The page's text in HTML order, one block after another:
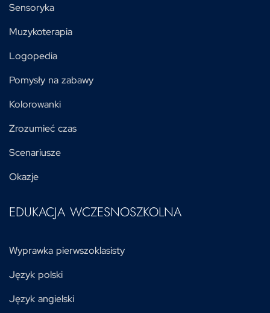
Sensoryka
Muzykoterapia
Logopedia
Pomysły na zabawy
Kolorowanki
Zrozumieć czas
Scenariusze
Okazje
EDUKACJA WCZESNOSZKOLNA
Wyprawka pierwszoklasisty
Język polski
Język angielski